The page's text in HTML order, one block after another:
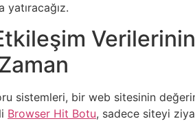
sistemleri, bir web sitesinin
Browser Hit Botu, sadece siteyi